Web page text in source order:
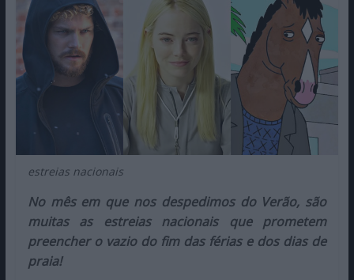
estreias nacionais
No mês em que nos despedimos do Verão, são
muitas as estreias nacionais que prometem
preencher o vazio do fim das férias e dos dias de
praia!